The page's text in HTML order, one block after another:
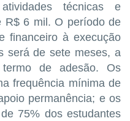
técnicas e
R$ 6 mil. O período de
financeiro à execução
será de sete meses, a
de adesão. Os
frequência mínima de
permanência; e os
75% dos estudantes